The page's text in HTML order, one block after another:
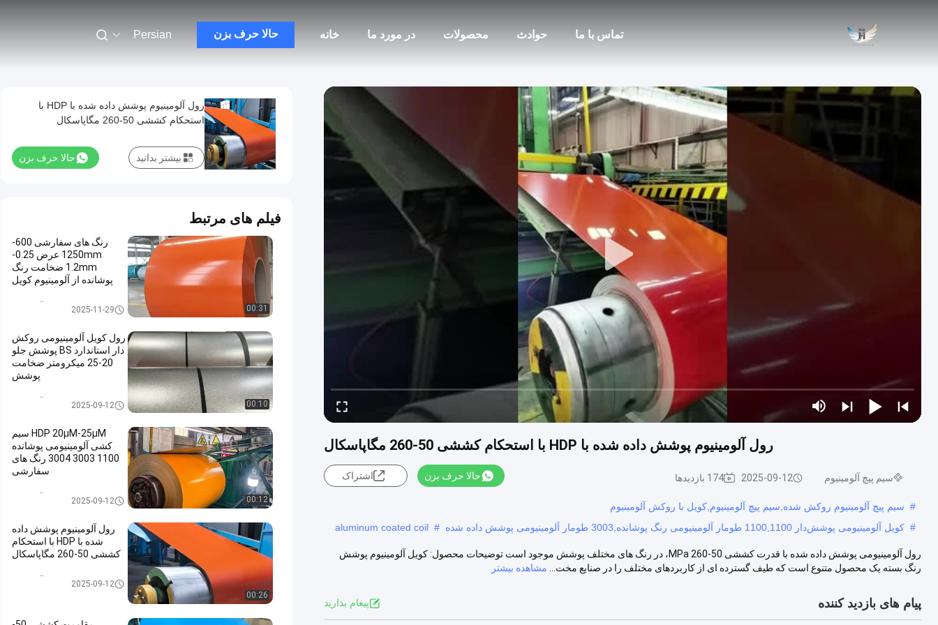
خانه در مورد ما محصولات حوادث تماس با ما حالا حرف بزن Persian
رول آلومینیوم پوشش داده شده با HDP با استحکام کششی 50-260 مگاپاسکال
سیم پیچ آلومینیوم 2025-09-12 174 بازدیدها حالا حرف بزن اشتراک
# سیم پیچ آلومینیوم روکش شده,سیم پیچ آلومینیوم,کویل با روکش آلومینیوم
# کویل آلومینیومی پوشش‌دار 1100,1100 طومار آلومینیومی رنگ پوشانده,3003 طومار آلومینیومی پوشش داده شده #
aluminum coated coil
رول آلومینیومی پوشش داده شده با قدرت کششی 50-260 MPa، در رنگ های مختلف پوشش موجود است توضیحات محصول: کویل آلومینیوم پوشش
رنگ بسته یک محصول متنوع است که طیف گسترده ای از کاربردهای مختلف را در صنایع مخت...
مشاهده بیشتر
پیام های بازدید کننده پيغام بذاريد
رول آلومینیوم پوشش داده شده با HDP با
استحکام کششی 50-260 مگاپاسکال
حالا حرف بزن بیشتر بدانید
فیلم های مرتبط
00:31
رنگ های سفارشی 600-
1250mm عرض 0.25-
1.2mm ضخامت رنگ
پوشانده از آلومینیوم کویل
سیم پیچ آلومینیوم2025-11-29
00:10
رول کویل آلومینیومی روکش
دار استاندارد BS پوشش جلو
20-25 میکرومتر ضخامت
پوشش
سیم پیچ آلومینیوم2025-09-12
00:12
HDP 20μM-25μM سیم
کشی آلومینیومی پوشانده
1100 3003 3004 رنگ های
سفارشی
سیم پیچ آلومینیوم2025-09-12
00:26
رول آلومینیوم پوشش داده
شده با HDP با استحکام
کششی 50-260 مگاپاسکال
سیم پیچ آلومینیوم2025-09-12